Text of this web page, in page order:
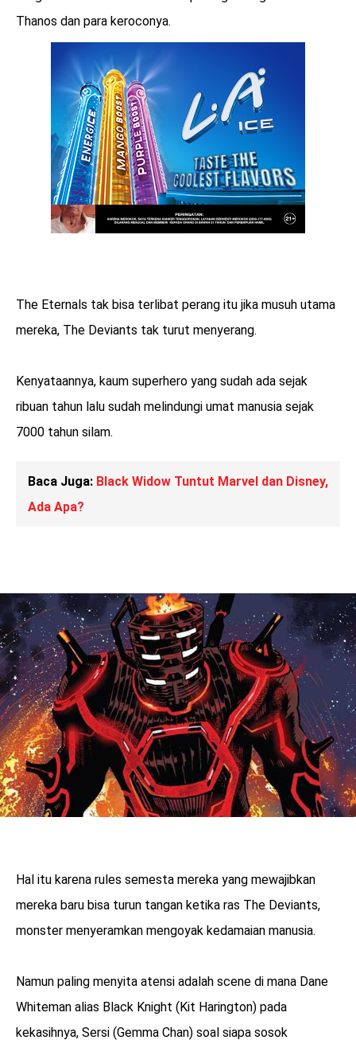
benefit
menarik
Thanos dan para keroconya.
The Eternals tak bisa terlibat perang itu jika musuh utama
mereka, The Deviants tak turut menyerang.
Kenyataannya, kaum superhero yang sudah ada sejak
ribuan tahun lalu sudah melindungi umat manusia sejak
7000 tahun silam.
Baca Juga: Black Widow Tuntut Marvel dan Disney,
Ada Apa?
Hal itu karena rules semesta mereka yang mewajibkan
mereka baru bisa turun tangan ketika ras The Deviants,
monster menyeramkan mengoyak kedamaian manusia.
Namun paling menyita atensi adalah scene di mana Dane
Whiteman alias Black Knight (Kit Harington) pada
kekasihnya, Sersi (Gemma Chan) soal siapa sosok